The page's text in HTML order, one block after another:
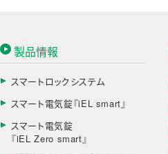
製品情報
スマートロックシステム
スマート電気錠『iEL smart』
スマート電気錠
『iEL Zero smart』